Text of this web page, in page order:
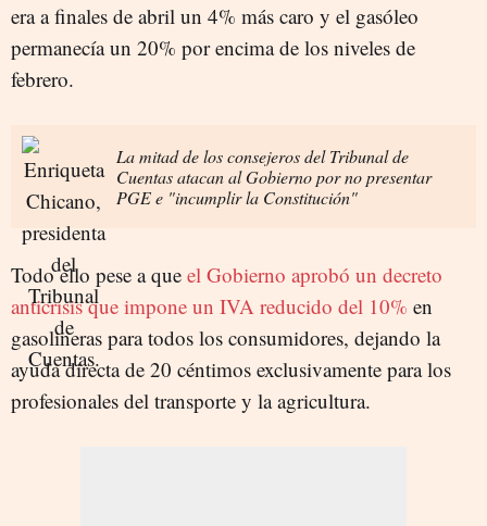
era a finales de abril un 4% más caro y el gasóleo
permanecía un 20% por encima de los niveles de
febrero.
La mitad de los consejeros del Tribunal de
Cuentas atacan al Gobierno por no presentar
PGE e "incumplir la Constitución"
Todo ello pese a que el Gobierno aprobó un decreto
anticrisis que impone un IVA reducido del 10% en
gasolineras para todos los consumidores, dejando la
ayuda directa de 20 céntimos exclusivamente para los
profesionales del transporte y la agricultura.